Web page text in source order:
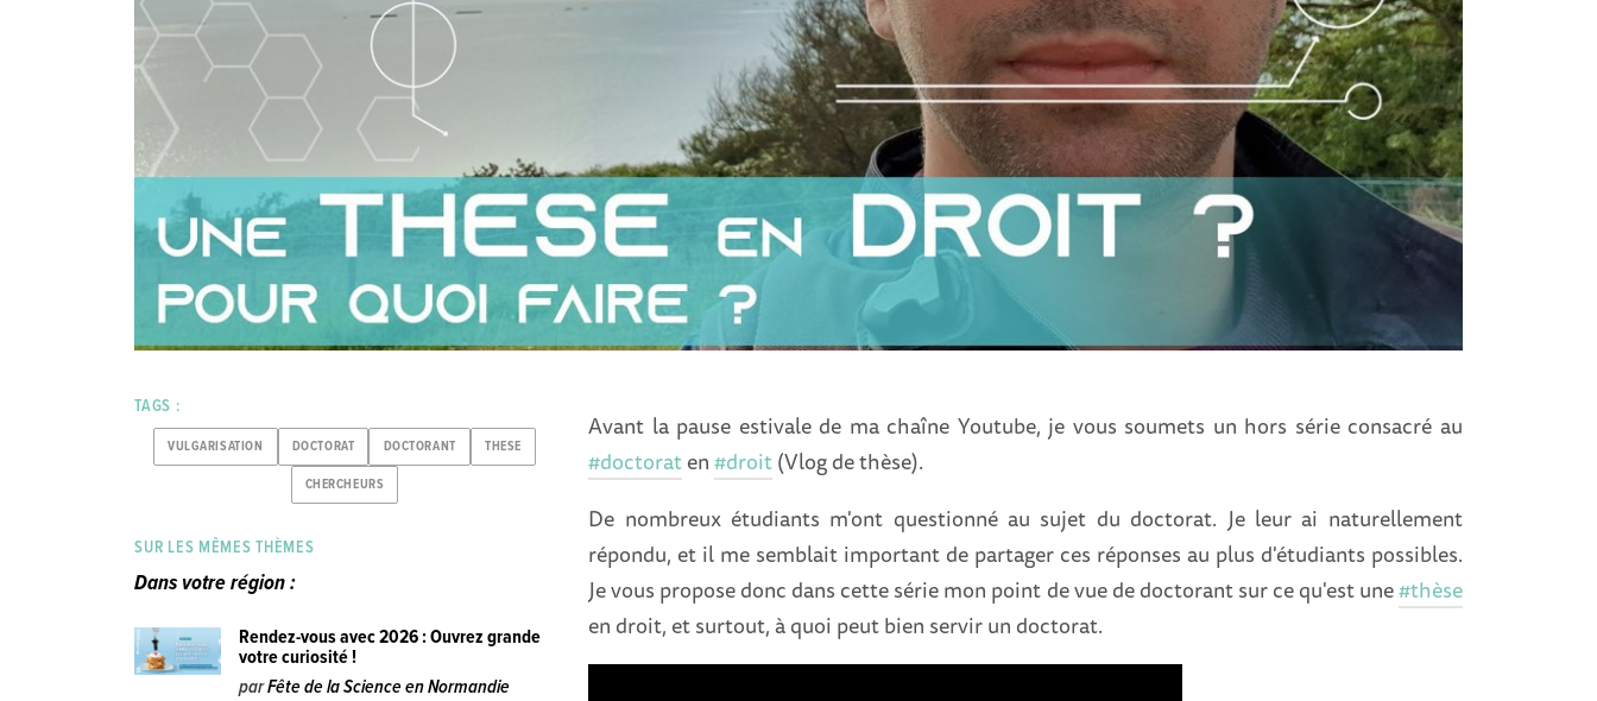
Avant la pause estivale de ma chaîne Youtube, je vous soumets un hors série consacré au
#doctoraten#droit(Vlog de thèse).
De nombreux étudiants m'ont questionné au sujet du doctorat. Je leur ai naturellement
répondu, et il me semblait important de partager ces réponses au plus d'étudiants possibles.
Je vous propose donc dans cette série mon point de vue de doctorant sur ce qu'est une#thèse
en droit, et surtout, à quoi peut bien servir un doctorat.
TAGS :
VULGARISATION DOCTORAT DOCTORANT THESE
CHERCHEURS
SUR LES MÊMES THÈMES
Dans votre région :
Rendez-vous avec 2026 : Ouvrez grande
votre curiosité !
parFête de la Science en Normandie